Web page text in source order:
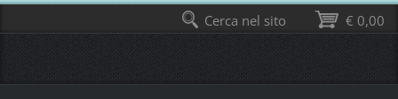
€ 0,00
Cerca nel sito